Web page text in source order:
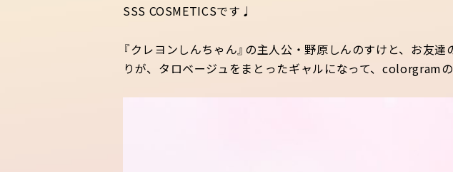
SSS COSMETICSです♩
『クレヨンしんちゃん』の主人公・野原しんのすけと、お友
りが、 タロベージュをまとったギャルになって、colorgram